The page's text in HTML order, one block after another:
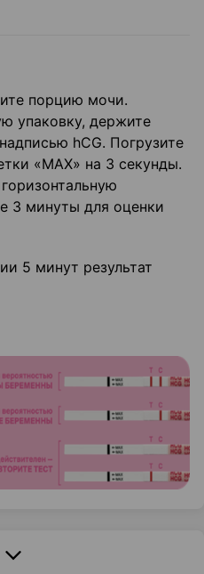
порцию мочи.
упаковку, держите
hCG. Погрузите
«MAХ» на 3 секунды.
3 минуты для оценки
5 минут результат